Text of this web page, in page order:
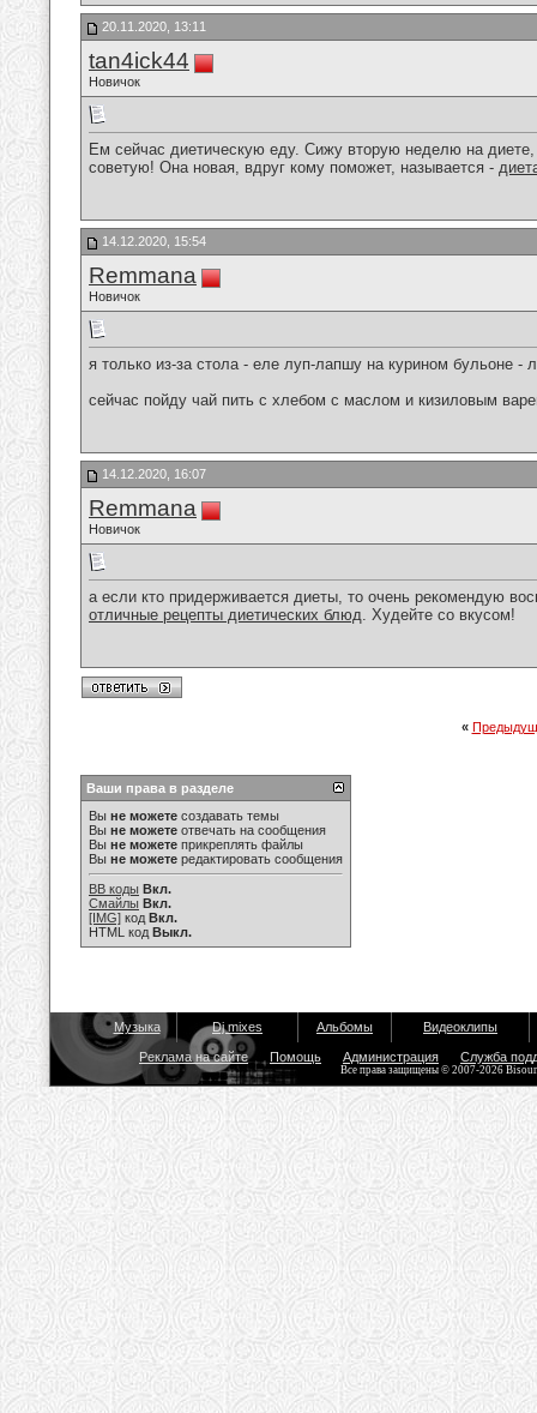
20.11.2020, 13:11
tan4ick44
Новичок
Ем сейчас диетическую еду. Сижу вторую неделю на
советую! Она новая, вдруг кому поможет, называется -
14.12.2020, 15:54
Remmana
Новичок
я только из-за стола - еле луп-лапшу на курином бульоне
сейчас пойду чай пить с хлебом с маслом и кизиловым
14.12.2020, 16:07
Remmana
Новичок
а если кто придерживается диеты, то очень рекомендую
отличные рецепты диетических блюд. Худейте со вкусом!
«
Ваши права в разделе
Вы не можете создавать темы
Вы не можете отвечать на сообщения
Вы не можете прикреплять файлы
Вы не можете редактировать сообщения
BB коды Вкл.
Смайлы Вкл.
[IMG] код Вкл.
HTML код Выкл.
Музыка Dj mixes Альбомы Видеоклипы
Реклама на сайте Помощь Администрация Служба
Все права защищены © 2007-2026